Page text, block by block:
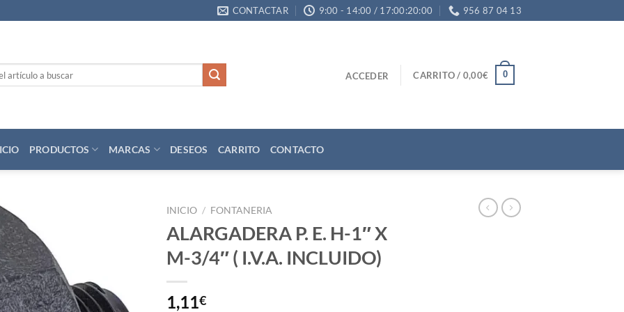
CONTACTAR 9:00 - 14:00 / 17:00:20:00 956 87 04 13
ACCEDER CARRITO / 0,00€ 0
PRODUCTOS MARCAS DESEOS CARRITO CONTACTO
deseos
INICIO / FONTANERIA
ALARGADERA P. E. H-1″ X
M-3/4″ ( I.V.A. INCLUIDO)
1,11€